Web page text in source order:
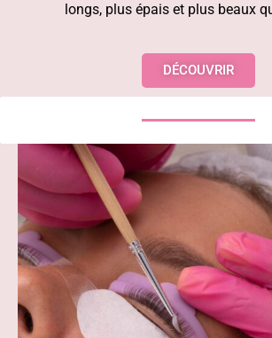
longs, plus épais et plus beaux
DÉCOUVRIR